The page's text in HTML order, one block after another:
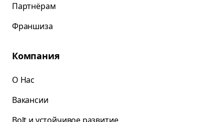
Партнёрам
Франшиза
Компания
О Нас
Вакансии